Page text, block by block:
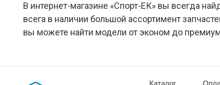
В интернет-магазине «Спорт-ЕК» вы всегда
всега в наличии большой ассортимент
вы можете найти модели от эконом до
Каталог